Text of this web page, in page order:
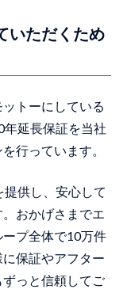
いただくため
トーにしている
延長保証を当社
行っています。
供し、安心して
おかげさまでエ
プ全体で10万件
保証やアフター
っと信頼してご